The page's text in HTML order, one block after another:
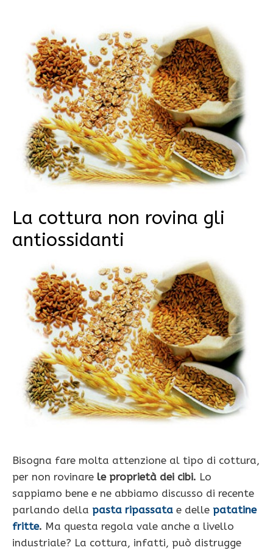
La cottura non rovina gli
antiossidanti
Bisogna fare molta attenzione al tipo di cottura,
per non rovinare le proprietà dei cibi. Lo
sappiamo bene e ne abbiamo discusso di recente
parlando della pasta ripassata e delle patatine
fritte. Ma questa regola vale anche a livello
industriale? La cottura, infatti, può distrugge